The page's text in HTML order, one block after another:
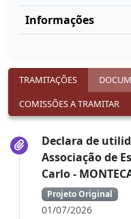
Informações
TRAMITAÇÕES
COMISSÕES A TRAMITAR
Declara de
Associação de
Carlo -
Projeto Original
01/07/2026